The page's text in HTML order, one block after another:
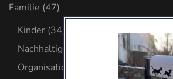
Familie (47)
Kinder (34)
Nachhaltig leben
Organisation